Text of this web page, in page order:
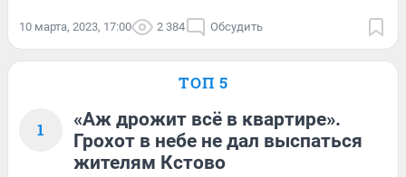
10 марта, 2023, 17:00 2 384 Обсудить
ТОП 5
1
«Аж дрожит всё в квартире».
Грохот в небе не дал выспаться
жителям Кстово